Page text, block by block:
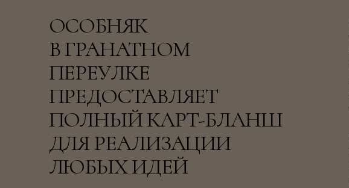
ОСОБНЯК
В ГРАНАТНОМ
ПЕРЕУЛКЕ
ПРЕДОСТАВЛЯЕТ
ПОЛНЫЙ КАРТ-БЛАНШ
ДЛЯ РЕАЛИЗАЦИИ
ЛЮБЫХ ИДЕЙ